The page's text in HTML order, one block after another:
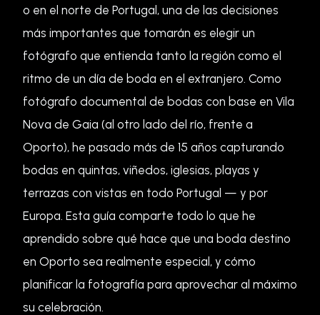
o en el norte de Portugal, una de las decisiones
más importantes que tomarán es elegir un
fotógrafo que entienda tanto la región como el
ritmo de un día de boda en el extranjero. Como
fotógrafo documental de bodas con base en Vila
Nova de Gaia (al otro lado del río, frente a
Oporto), he pasado más de 15 años capturando
bodas en quintas, viñedos, iglesias, playas y
terrazas con vistas en todo Portugal — y por
Europa. Esta guía comparte todo lo que he
aprendido sobre qué hace que una boda destino
en Oporto sea realmente especial, y cómo
planificar la fotografía para aprovechar al máximo
su celebración.